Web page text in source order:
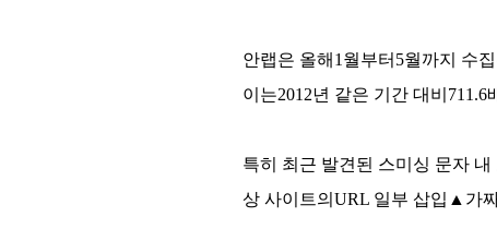
안랩은 올해1월부터5월까지 수
이는2012년 같은 기간 대비711.6
특히 최근 발견된 스미싱 문자
상 사이트의URL 일부 삽입▲가